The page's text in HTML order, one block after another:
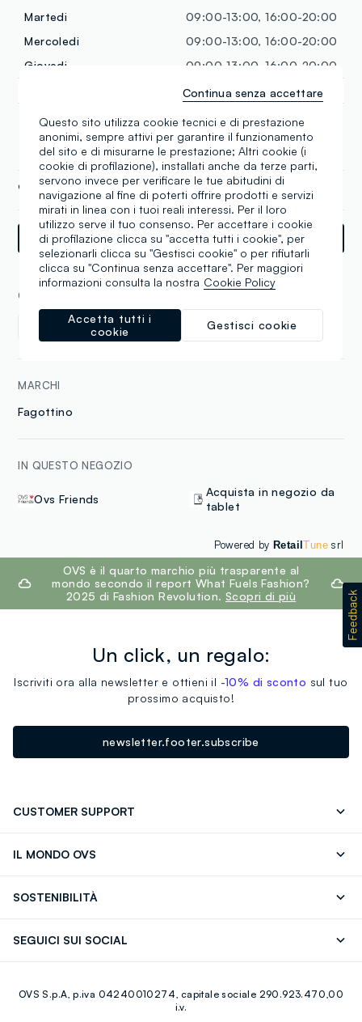
Martedi
09:00-13:00, 16:00-20:00
Mercoledi
09:00-13:00, 16:00-20:00
Giovedi
09:00-13:00, 16:00-20:00
09:00-13:00, 16:00-20:00
Sabato
09:00-13:00, 16:00-20:00
Domenica
09:00-13:00, 16:00-20:00
+39 0819766459
Indicazioni
COLLEZIONI
Bambino
MARCHI
Fagottino
IN QUESTO NEGOZIO
Ovs Friends
Acquista in negozio da
tablet
Powered by RetailTunesrl
footer.ariatitleOVS è il quarto marchio più trasparente al
mondo secondo il report What Fuels Fashion?
2025 di Fashion Revolution. Scopri di più
Un click, un regalo:
Iscriviti ora alla newsletter e ottieni il -10% di sconto sul tuo
prossimo acquisto!
newsletter.footer.subscribe
CUSTOMER SUPPORT
IL MONDO OVS
Giftcard
SOSTENIBILITÀ
SEGUICI SUI SOCIAL
Youtube Linkedin
OVS S.p.A, p.iva 04240010274, capitale sociale 290.923.470,00
i.v.
Questo sito utilizza cookie tecnici e di prestazione
anonimi, sempre attivi per garantire il funzionamento
del sito e di misurarne le prestazione; Altri cookie (i
cookie di profilazione), installati anche da terze parti,
servono invece per verificare le tue abitudini di
navigazione al fine di poterti offrire prodotti e servizi
mirati in linea con i tuoi reali interessi. Per il loro
utilizzo serve il tuo consenso. Per accettare i cookie
di profilazione clicca su "accetta tutti i cookie", per
selezionarli clicca su "Gestisci cookie" o per rifiutarli
clicca su "Continua senza accettare". Per maggiori
informazioni consulta la nostra Cookie Policy
Gestisci cookie
Accetta tutti i
cookie
Continua senza accettare